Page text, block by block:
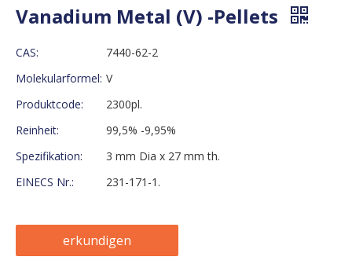
Vanadium Metal (V) -Pellets
CAS:
7440-62-2
Molekularformel: V
Produktcode:
2300pl.
Reinheit:
99,5% -9,95%
Spezifikation:
3 mm Dia x 27 mm th.
EINECS Nr.:
231-171-1.
erkundigen